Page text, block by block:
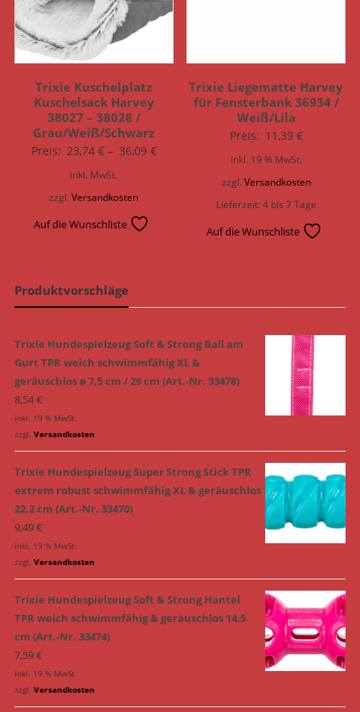
Trixie Kuschelplatz
Kuschelsack Harvey
38027 – 38028 /
Grau/Weiß/Schwarz
Preis: 23,74 €– 36,09 €
inkl. MwSt.
zzgl.Versandkosten
Auf die Wunschliste
Trixie Liegematte Harvey
für Fensterbank 36934 /
Weiß/Lila
Preis: 11,39 €
inkl. 19 % MwSt.
zzgl. Versandkosten
Lieferzeit:4 bis 7 Tage
Auf die Wunschliste
Produktvorschläge
Trixie Hundespielzeug Soft & Strong Ball am
Gurt TPR weich schwimmfähig XL &
geräuschlos ø 7,5 cm / 29 cm (Art.-Nr. 33478)
8,54€
inkl. 19 % MwSt.
zzgl. Versandkosten
Trixie Hundespielzeug Super Strong Stick TPR
extrem robust schwimmfähig XL & geräuschlos
22,2 cm (Art.-Nr. 33470)
9,49€
inkl. 19 % MwSt.
zzgl. Versandkosten
Trixie Hundespielzeug Soft & Strong Hantel
TPR weich schwimmfähig & geräuschlos 14,5
cm (Art.-Nr. 33474)
7,59€
inkl. 19 % MwSt.
zzgl. Versandkosten